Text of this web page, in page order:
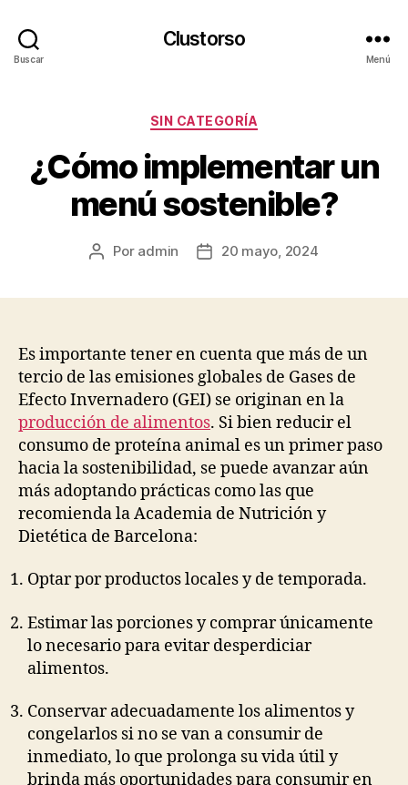
Buscar
Clustorso
Menú
Categorías
SIN CATEGORÍA
¿Cómo implementar un
menú sostenible?
Autor
Por admin
Fecha20 mayo, 2024
Es importante tener en cuenta que más de un
tercio de las emisiones globales de Gases de
Efecto Invernadero (GEI) se originan en la
producción de alimentos. Si bien reducir el
consumo de proteína animal es un primer paso
hacia la sostenibilidad, se puede avanzar aún
más adoptando prácticas como las que
recomienda la Academia de Nutrición y
Dietética de Barcelona:
Optar por productos locales y de temporada.
Estimar las porciones y comprar únicamente
lo necesario para evitar desperdiciar
alimentos.
Conservar adecuadamente los alimentos y
congelarlos si no se van a consumir de
inmediato, lo que prolonga su vida útil y
brinda más oportunidades para consumir en